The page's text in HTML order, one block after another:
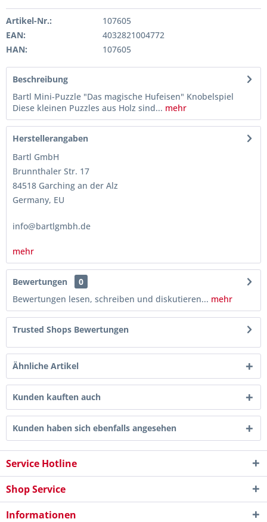
Artikel-Nr.:
107605
EAN:
4032821004772
HAN:
107605
Beschreibung
Bartl Mini-Puzzle "Das magische Hufeisen" Knobelspiel
Diese kleinen Puzzles aus Holz sind... mehr
Herstellerangaben
Bartl GmbH
Brunnthaler Str. 17
84518 Garching an der Alz
Germany, EU
info@bartlgmbh.de
mehr
Bewertungen
0
Bewertungen lesen, schreiben und diskutieren... mehr
Trusted Shops Bewertungen
Ähnliche Artikel
Kunden kauften auch
Kunden haben sich ebenfalls angesehen
Service Hotline
Shop Service
Informationen